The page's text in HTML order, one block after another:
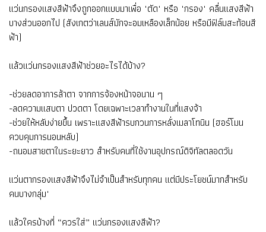
แว่นกรองแสงสีฟ้าจึงถูกออกแบบมาเพื่อ "ตัด" หรือ "กรอง" คลื่นแสงสีฟ้า
บางส่วนออกไป (สังเกตว่าเลนส์มักจะอมเหลืองเล็กน้อย หรือมีฟิล์มสะท้อนสี
ฟ้า)
แล้วแว่นกรองแสงสีฟ้าช่วยอะไรได้บ้าง?
-ช่วยลดอาการล้าตา จากการจ้องหน้าจอนาน ๆ
-ลดความแสบตา ปวดตา โดยเฉพาะเวลาทำงานในที่แสงจ้า
-ช่วยให้หลับง่ายขึ้น เพราะแสงสีฟ้ารบกวนการหลั่งเมลาโทนิน (ฮอร์โมน
ควบคุมการนอนหลับ)
-ถนอมสายตาในระยะยาว สำหรับคนที่ใช้งานอุปกรณ์ดิจิทัลตลอดวัน
แว่นตากรองแสงสีฟ้าจึงไม่จำเป็นสำหรับทุกคน แต่มีประโยชน์มากสำหรับ
คนบางกลุ่ม"
แล้วใครบ้างที่ “ควรใส่” แว่นกรองแสงสีฟ้า?